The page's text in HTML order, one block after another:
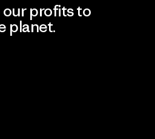
our profits to
planet.